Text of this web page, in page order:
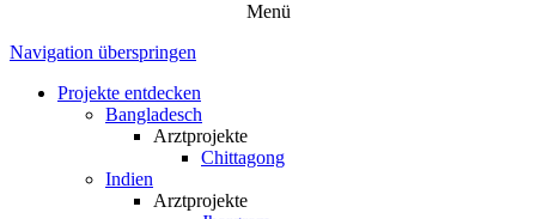
Menü
Navigation überspringen
Projekte entdecken
Bangladesch
Arztprojekte
Chittagong
Indien
Arztprojekte